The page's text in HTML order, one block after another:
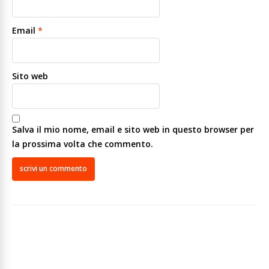
Email *
Sito web
Salva il mio nome, email e sito web in questo browser per
la prossima volta che commento.